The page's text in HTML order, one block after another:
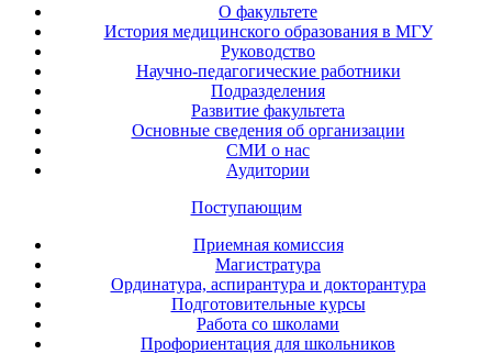
О факультете
История медицинского образования в МГУ
Руководство
Научно-педагогические работники
Подразделения
Развитие факультета
Основные сведения об организации
СМИ о нас
Аудитории
Поступающим
Приемная комиссия
Магистратура
Ординатура, аспирантура и докторантура
Подготовительные курсы
Работа со школами
Профориентация для школьников